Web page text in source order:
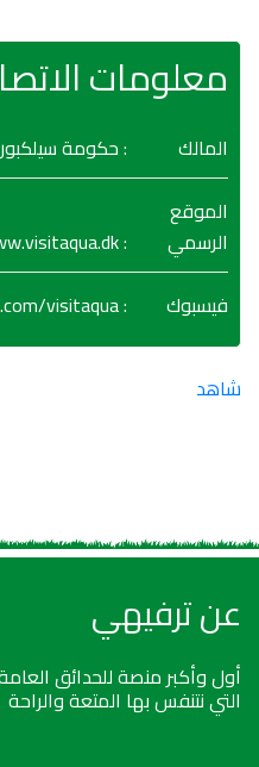
معلومات
المالك
: حكومة
الموقع
الرسمي
:
فيسبوك
:
visitaqua
شاهد
عن ترفيهي
أول وأكبر منصة للحدائق
التي نتنفس بها المتعة والراحة